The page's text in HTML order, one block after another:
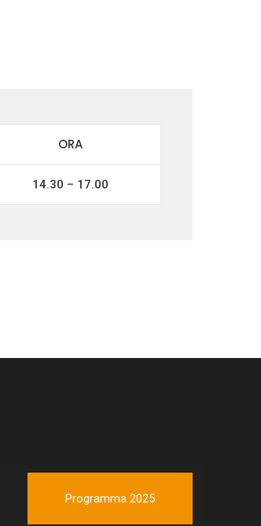
ORA
14.30 – 17.00
Programma 2025